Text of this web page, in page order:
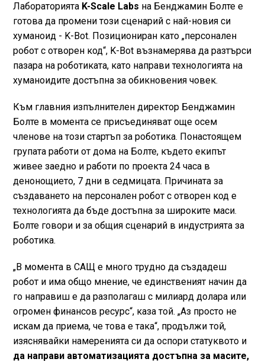
Лабораторията K-Scale Labs на Бенджамин Болте е
готова да промени този сценарий с най-новия си
хуманоид - K-Bot. Позициониран като „персонален
робот с отворен код“, K-Bot възнамерява да разтърси
пазара на роботиката, като направи технологията на
хуманоидите достъпна за обикновения човек.
Към главния изпълнителен директор Бенджамин
Болте в момента се присъединяват още осем
членове на този стартъп за роботика. Понастоящем
групата работи от дома на Болте, където екипът
живее заедно и работи по проекта 24 часа в
денонощието, 7 дни в седмицата. Причината за
създаването на персонален робот с отворен код е
технологията да бъде достъпна за широките маси.
Болте говори и за общия сценарий в индустрията за
роботика.
„В момента в САЩ е много трудно да създадеш
робот и има общо мнение, че единственият начин да
го направиш е да разполагаш с милиард долара или
огромен финансов ресурс“, каза той. „Аз просто не
искам да приема, че това е така“, продължи той,
изяснявайки намеренията си да оспори статуквото и
да направи автоматизацията достъпна за масите,